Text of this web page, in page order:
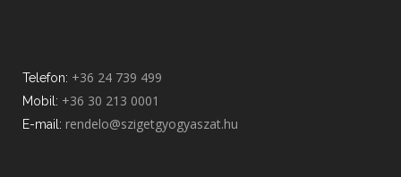
Telefon: +36 24 739 499
Mobil: +36 30 213 0001
E-mail: rendelo@szigetgyogyaszat.hu